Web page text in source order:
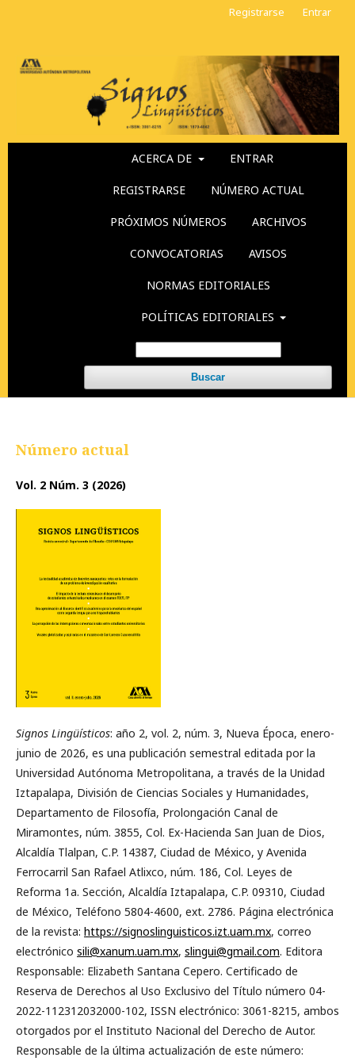
ACERCA DE ENTRAR
REGISTRARSE NÚMERO ACTUAL
PRÓXIMOS NÚMEROS ARCHIVOS
CONVOCATORIAS AVISOS
NORMAS EDITORIALES
POLÍTICAS EDITORIALES
Buscar
Registrarse Entrar
Número actual
Vol. 2 Núm. 3 (2026)
Signos Lingüísticos: año 2, vol. 2, núm. 3, Nueva Época, enero-
junio de 2026, es una publicación semestral editada por la
Universidad Autónoma Metropolitana, a través de la Unidad
Iztapalapa, División de Ciencias Sociales y Humanidades,
Departamento de Filosofía, Prolongación Canal de
Miramontes, núm. 3855, Col. Ex-Hacienda San Juan de Dios,
Alcaldía Tlalpan, C.P. 14387, Ciudad de México, y Avenida
Ferrocarril San Rafael Atlixco, núm. 186, Col. Leyes de
Reforma 1a. Sección, Alcaldía Iztapalapa, C.P. 09310, Ciudad
de México, Teléfono 5804-4600, ext. 2786. Página electrónica
de la revista: https://signoslinguisticos.izt.uam.mx, correo
electrónico sili@xanum.uam.mx, slingui@gmail.com. Editora
Responsable: Elizabeth Santana Cepero. Certificado de
Reserva de Derechos al Uso Exclusivo del Título número 04-
2022-112312032000-102, ISSN electrónico: 3061-8215, ambos
otorgados por el Instituto Nacional del Derecho de Autor.
Responsable de la última actualización de este número: